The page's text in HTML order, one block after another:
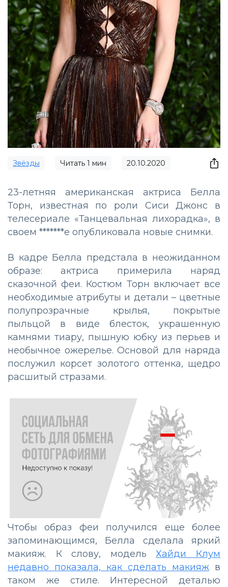
Звёзды Читать 1 мин 20.10.2020
23-летняя американская актриса Белла
Торн, известная по роли Сиси Джонс в
телесериале «Танцевальная лихорадка», в
своем *******е опубликовала новые снимки.
В кадре Белла предстала в неожиданном
образе: актриса примерила наряд
сказочной феи. Костюм Торн включает все
необходимые атрибуты и детали – цветные
полупрозрачные крылья, покрытые
пыльцой в виде блесток, украшенную
камнями тиару, пышную юбку из перьев и
необычное ожерелье. Основой для наряда
послужил корсет золотого оттенка, щедро
расшитый стразами.
Чтобы образ феи получился еще более
запоминающимся, Белла сделала яркий
макияж. К слову, модельХайди Клум
недавно показала, как сделать макияж в
таком же стиле. Интересной деталью